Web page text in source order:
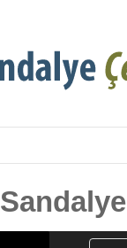
Sandalye